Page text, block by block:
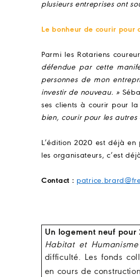
plusieurs entreprises ont
Le bonheur de courir pour
Parmi les Rotariens
défendue par cette
personnes de mon
investir de nouveau. »
ses clients à courir pour
bien, courir pour les autres
L’édition 2020 est déjà
les organisateurs, c’est
Contact :
Un logement neuf pour
Habitat et Humanisme
difficulté. Les fonds
en cours de